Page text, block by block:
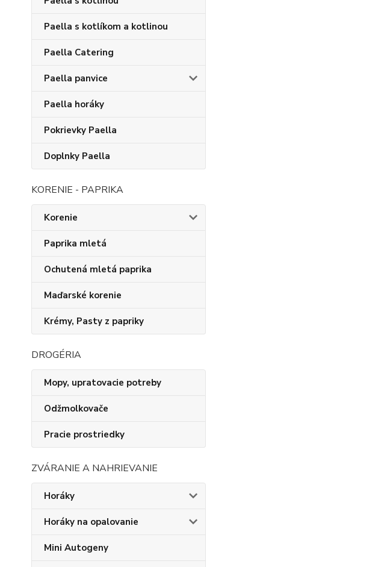
Paella s kotlíkom a kotlinou
Paella Catering
Paella panvice
Paella horáky
Pokrievky Paella
Doplnky Paella
KORENIE - PAPRIKA
Korenie
Paprika mletá
Ochutená mletá paprika
Maďarské korenie
Krémy, Pasty z papriky
DROGÉRIA
Mopy, upratovacie potreby
Odžmolkovače
Pracie prostriedky
ZVÁRANIE A NAHRIEVANIE
Horáky
Horáky na opalovanie
Mini Autogeny